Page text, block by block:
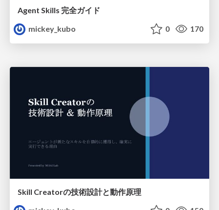
Agent Skills 完全ガイド
mickey_kubo
0 170
Skill Creatorの技術設計と動作原理